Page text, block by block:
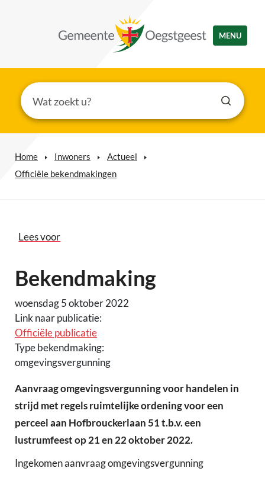
MENU
Home Inwoners
Actueel
Officiële bekendmakingen
Lees voor
Bekendmaking
woensdag 5 oktober 2022
Link naar publicatie:
Officiële publicatie
Type bekendmaking:
omgevingsvergunning
Aanvraag omgevingsvergunning voor handelen in
strijd met regels ruimtelijke ordening voor een
perceel aan Hofbrouckerlaan 51 t.b.v. een
lustrumfeest op 21 en 22 oktober 2022.
Ingekomen aanvraag omgevingsvergunning